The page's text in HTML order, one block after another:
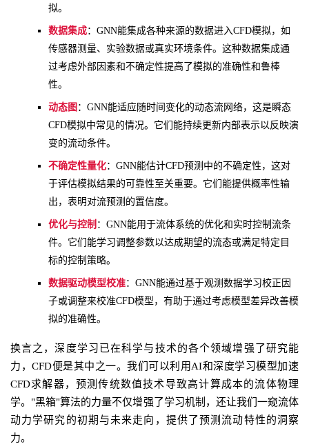
拟。
数据集成：GNN能集成各种来源的数据进入CFD模拟，如
传感器测量、实验数据或真实环境条件。这种数据集成通
过考虑外部因素和不确定性提高了模拟的准确性和鲁棒
性。
动态图 ：GNN能适应随时间变化的动态流网络，这是瞬态
CFD模拟中常见的情况。它们能持续更新内部表示以反映演
变的流动条件。
不确定性量化：GNN能估计CFD预测中的不确定性，这对
于评估模拟结果的可靠性至关重要。它们能提供概率性输
出，表明对流预测的置信度。
优化与控制 ：GNN能用于流体系统的优化和实时控制流条
件。它们能学习调整参数以达成期望的流态或满足特定目
标的控制策略。
数据驱动模型校准：GNN能通过基于观测数据学习校正因
子或调整来校准CFD模型，有助于通过考虑模型差异改善模
拟的准确性。
换言之，深度学习已在科学与技术的各个领域增强了研究能
力，CFD便是其中之一。我们可以利用AI和深度学习模型加速
CFD求解器，预测传统数值技术导致高计算成本的流体物理
学。"黑箱"算法的力量不仅增强了学习机制，还让我们一窥流体
动力学研究的初期与未来走向，提供了预测流动特性的洞察
力。